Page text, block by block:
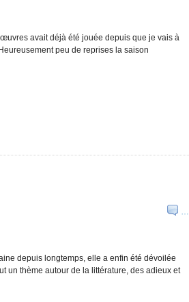
avait déjà été jouée depuis que je vais à
peu de reprises la saison
…
depuis longtemps, elle a enfin été dévoilée
un thème autour de la littérature, des adieux et